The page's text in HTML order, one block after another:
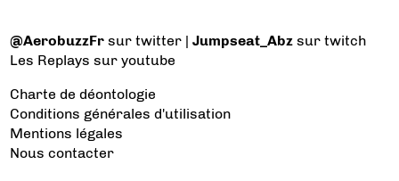
@AerobuzzFr sur twitter |Jumpseat_Abz sur twitch
Les Replays sur youtube
Charte de déontologie
Conditions générales d'utilisation
Mentions légales
Nous contacter